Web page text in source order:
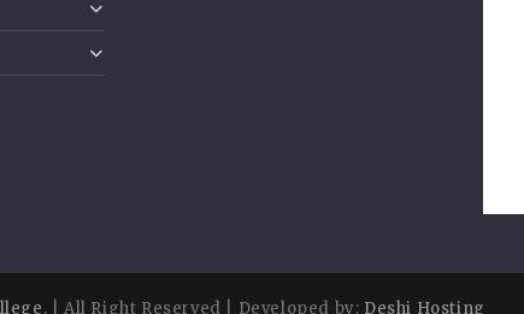
. | All Right Reserved | Developed by: Deshi Hosting